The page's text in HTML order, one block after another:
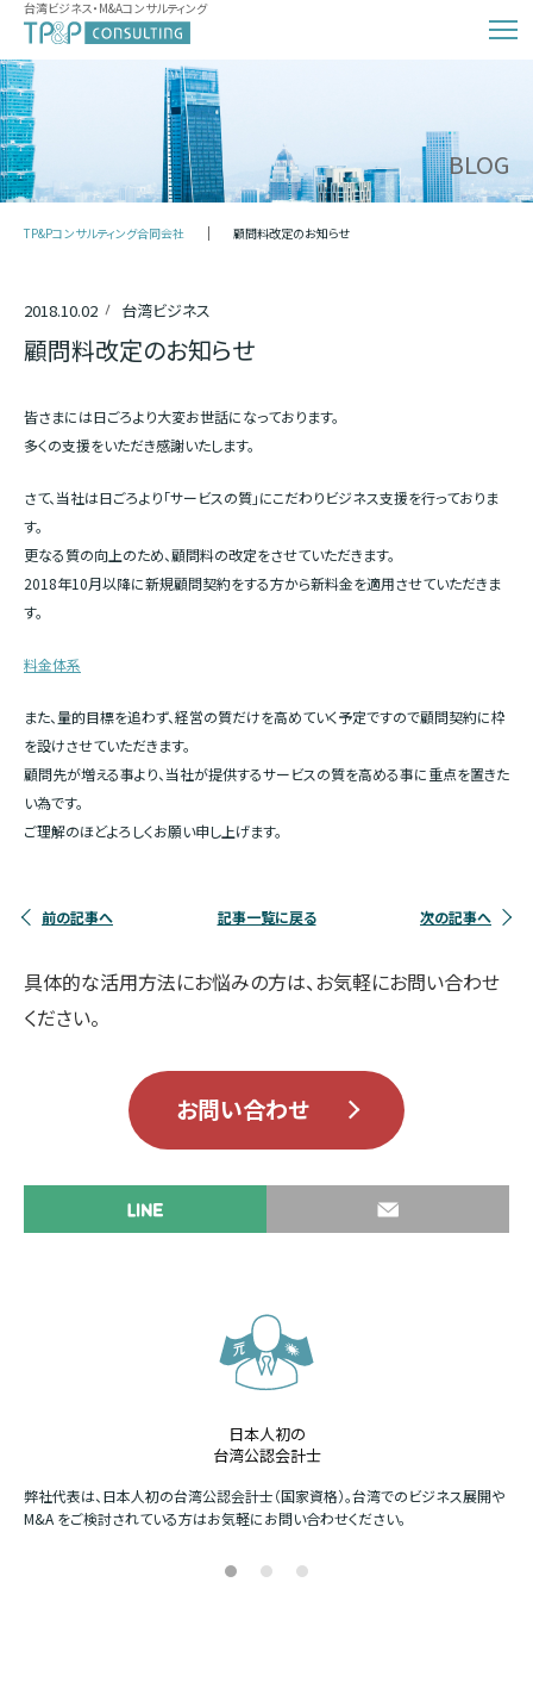
台湾ビジネス・M&Aコンサルティング
BLOG
TP&Pコンサルティング合同会社 顧問料改定のお知らせ
2018.10.02 台湾ビジネス
顧問料改定のお知らせ
皆さまには日ごろより大変お世話になっております。
多くの支援をいただき感謝いたします。
さて、当社は日ごろより「サービスの質」にこだわりビジネス支援を行っておりま
す。
更なる質の向上のため、顧問料の改定をさせていただきます。
2018年10月以降に新規顧問契約をする方から新料金を適用させていただきま
す。
料金体系
また、量的目標を追わず、経営の質だけを高めていく予定ですので顧問契約に枠
を設けさせていただきます。
顧問先が増える事より、当社が提供するサービスの質を高める事に重点を置きた
い為です。
ご理解のほどよろしくお願い申し上げます。
前の記事へ 記事一覧に戻る 次の記事へ
具体的な活用方法にお悩みの方は、お気軽にお問い合わせ
ください。
お問い合わせ
日本人初の
台湾公認会計士
弊社代表は、日本人初の台湾公認会計士（国家資格）。台湾でのビジネス展開や
M&A をご検討されている方はお気軽にお問い合わせください。